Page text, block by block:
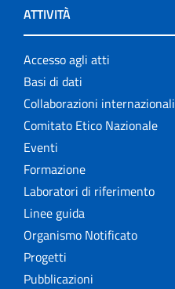
ATTIVITÀ
Accesso agli atti
Basi di dati
Collaborazioni internazionali
Comitato Etico Nazionale
Eventi
Formazione
Laboratori di riferimento
Linee guida
Organismo Notificato
Progetti
Pubblicazioni